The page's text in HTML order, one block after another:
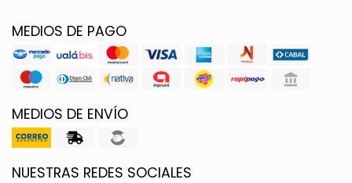
MEDIOS DE PAGO
MEDIOS DE ENVÍO
NUESTRAS REDES SOCIALES